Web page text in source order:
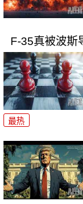
F-35真被波斯
最热